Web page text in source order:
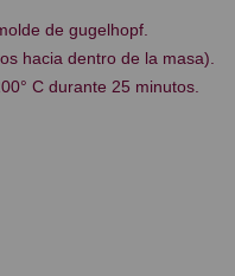
de gugelhopf.
hacia dentro de la masa).
C durante 25 minutos.